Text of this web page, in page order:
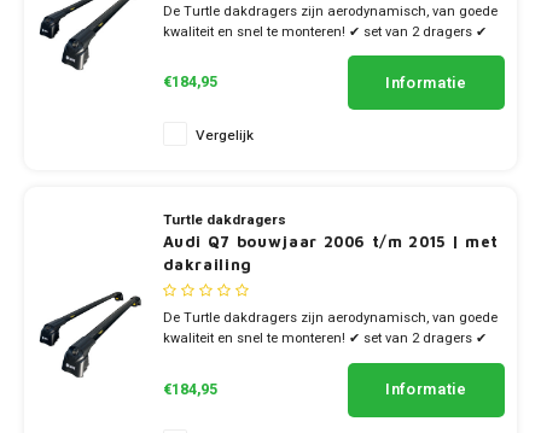
De Turtle dakdragers zijn aerodynamisch, van goede
kwaliteit en snel te monteren! ✔ set van 2 dragers ✔
€184,95 Informatie
Vergelijk
Turtle dakdragers
Audi Q7 bouwjaar 2006 t/m 2015 | met
dakrailing
De Turtle dakdragers zijn aerodynamisch, van goede
kwaliteit en snel te monteren! ✔ set van 2 dragers ✔
€184,95 Informatie